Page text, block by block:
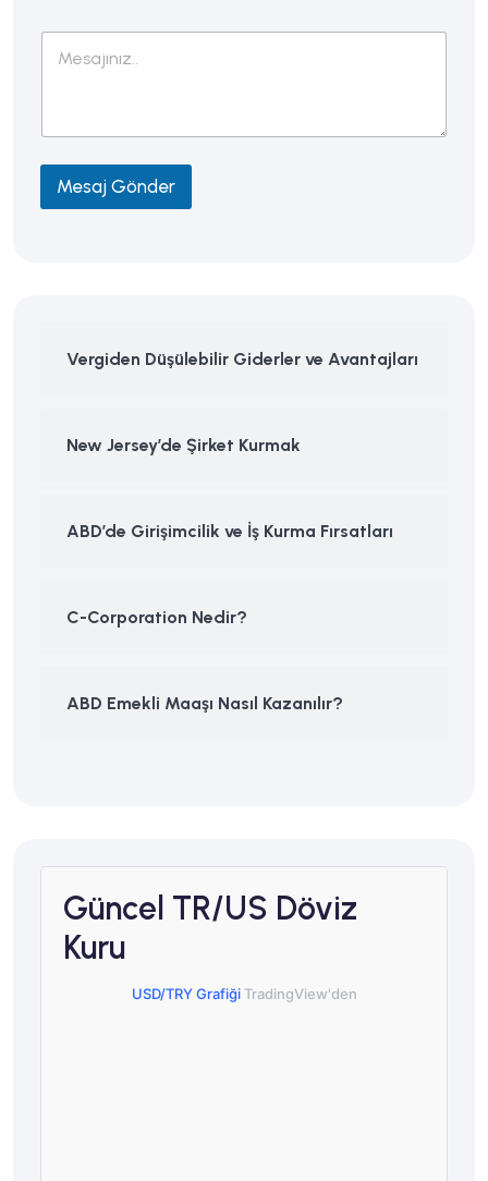
Mesaj Gönder
Vergiden Düşülebilir Giderler ve Avantajları
New Jersey’de Şirket Kurmak
ABD’de Girişimcilik ve İş Kurma Fırsatları
C-Corporation Nedir?
ABD Emekli Maaşı Nasıl Kazanılır?
Güncel TR/US Döviz
Kuru
USD/TRY Grafiği TradingView'den